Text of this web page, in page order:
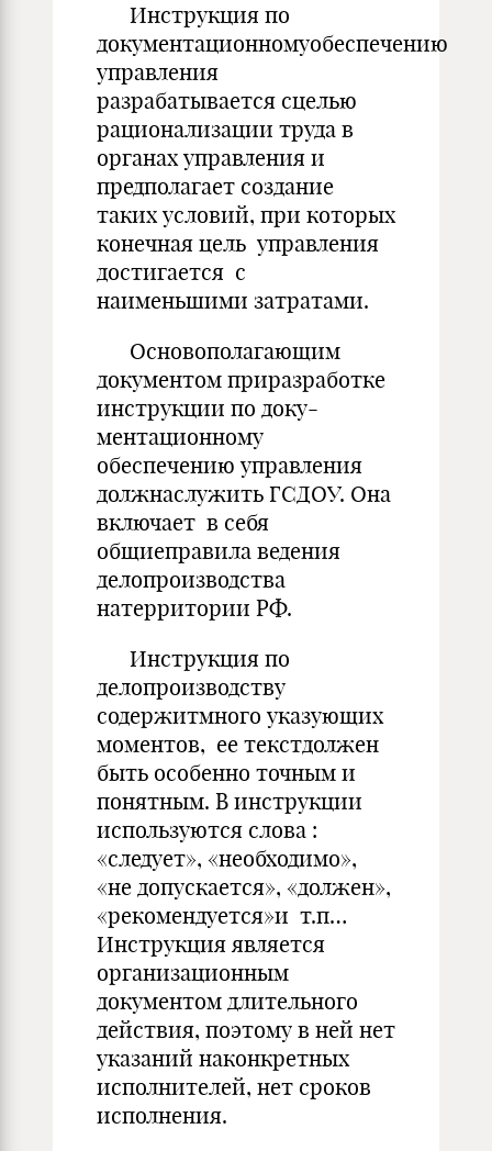
Инструкция по
документационномуобеспечению
управления
разрабатывается сцелью
рационализации труда в
органах управления и
предполагает создание
таких условий, при которых
конечная цель управления
достигается с
наименьшими затратами.
Основополагающим
документом приразработке
инструкции по доку-
ментационному
обеспечению управления
должнаслужить ГСДОУ. Она
включает в себя
общиеправила ведения
делопроизводства
натерритории РФ.
Инструкция по
делопроизводству
содержитмного указующих
моментов, ее текстдолжен
быть особенно точным и
понятным. В инструкции
используются слова :
«следует», «необходимо»,
«не допускается», «должен»,
«рекомендуется»и т.п…
Инструкция является
организационным
документом длительного
действия, поэтому в ней нет
указаний наконкретных
исполнителей, нет сроков
исполнения.